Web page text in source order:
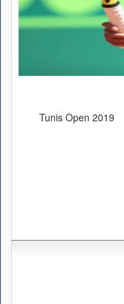
Tunis Open 2019